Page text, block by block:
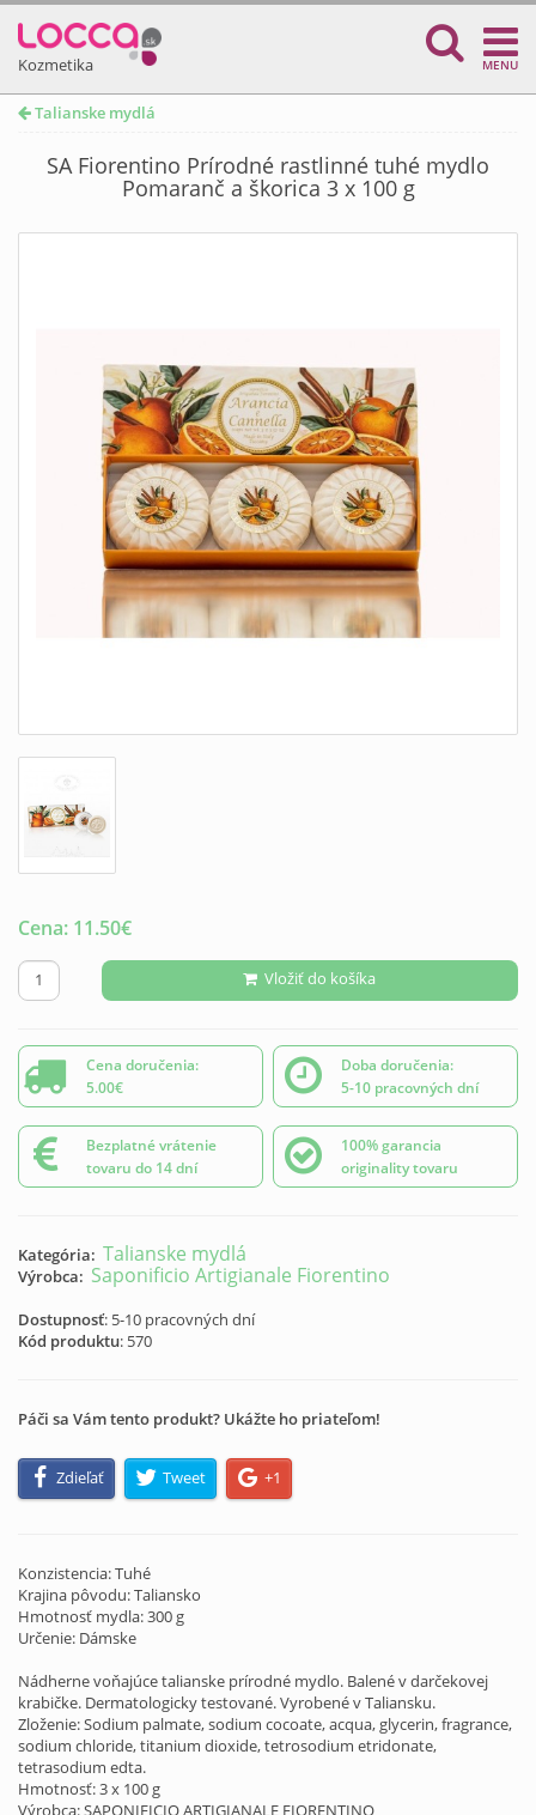
Kozmetika MENU
Talianske mydlá
SA Fiorentino Prírodné rastlinné tuhé mydlo
Pomaranč a škorica 3 x 100 g
Cena: 11.50€
Vložiť do košíka
Cena doručenia:
5.00€
Doba doručenia:
5-10 pracovných dní
Bezplatné vrátenie
tovaru do 14 dní
100% garancia
originality tovaru
Kategória: Talianske mydlá
Výrobca: Saponificio Artigianale Fiorentino
Dostupnosť: 5-10 pracovných dní
Kód produktu: 570
Páči sa Vám tento produkt? Ukážte ho priateľom!
Zdieľať Tweet +1
Konzistencia: Tuhé
Krajina pôvodu: Taliansko
Hmotnosť mydla: 300 g
Určenie: Dámske
Nádherne voňajúce talianske prírodné mydlo. Balené vdarčekovej
krabičke. Dermatologicky testované. Vyrobené v Taliansku.
Zloženie: Sodium palmate, sodium cocoate, acqua, glycerin, fragrance,
sodium chloride, titanium dioxide, tetrosodium etridonate,
tetrasodium edta.
Hmotnosť: 3 x 100 g
Výrobca: SAPONIFICIO ARTIGIANALE FIORENTINO